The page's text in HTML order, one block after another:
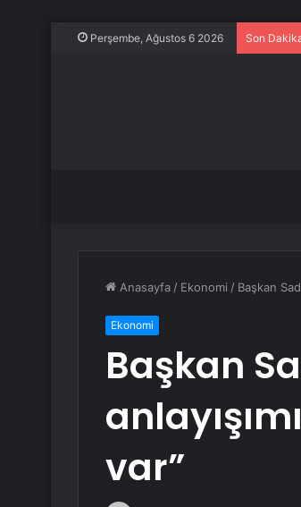
Perşembe, Ağustos 6 2026 Son
Anasayfa / Ekonomi / Başkan
Ekonomi
Başkan
var”